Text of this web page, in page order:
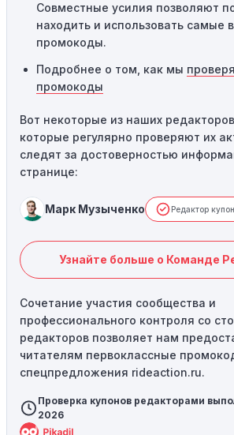
Совместные усилия позволяют
находить и использовать самые
промокоды.
Подробнее о том, как мы
промокоды
Вот некоторые из наших
которые регулярно проверяют их
следят за достоверностью
странице:
Марк Музыченко Редактор
Узнайте больше о Команде
Сочетание участия сообщества и
профессионального контроля со
редакторов позволяет нам
читателям первоклассные
спецпредложения rideaction.ru.
Проверка купонов редакторами
2026